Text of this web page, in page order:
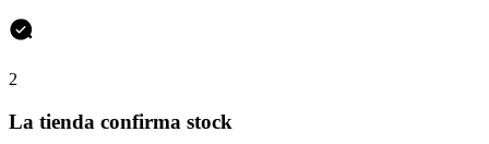
2
La tienda confirma stock